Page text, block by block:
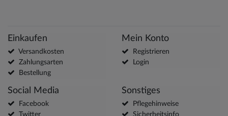
Einkaufen
Versandkosten
Zahlungsarten
Bestellung
Mein Konto
Registrieren
Login
Social Media
Facebook
Twitter
Sonstiges
Pflegehinweise
Sicherheitsinfo